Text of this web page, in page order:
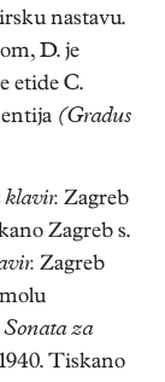
nastavu.
D. je
etide C.
(Gradus
klavir. Zagreb
Zagreb s.
Zagreb
Sonata za
Tiskano